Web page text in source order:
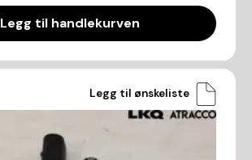
Legg til handlekurven
Legg til ønskeliste